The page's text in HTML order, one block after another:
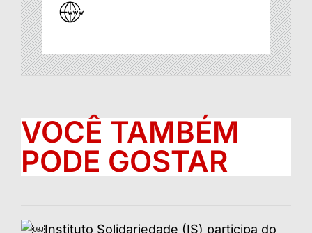
VOCÊ TAMBÉM
PODE GOSTAR